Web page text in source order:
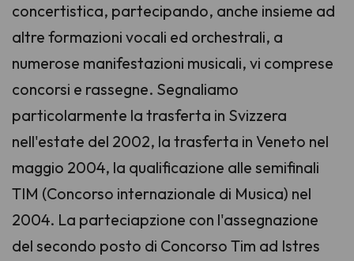
concertistica, partecipando, anche insieme ad
altre formazioni vocali ed orchestrali, a
numerose manifestazioni musicali, vi comprese
concorsi e rassegne. Segnaliamo
particolarmente la trasferta in Svizzera
nell'estate del 2002, la trasferta in Veneto nel
maggio 2004, la qualificazione alle semifinali
TIM (Concorso internazionale di Musica) nel
2004. La parteciapzione con l'assegnazione
del secondo posto di Concorso Tim ad Istres